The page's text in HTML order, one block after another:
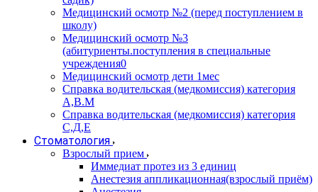
Медицинский осмотр №2 (перед поступлением в
школу)
Медицинский осмотр №3
(абитуриенты.поступления в специальные
учреждения0
Медицинский осмотр дети 1мес
Справка водительская (медкомиссия) категория
А,В.М
Справка водительская (медкомиссия) категория
С,Д,Е
Стоматология
Взрослый прием
Иммедиат протез из 3 единиц
Анестезия аппликационная(взрослый приём)